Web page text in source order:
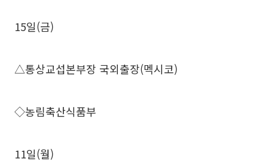
15일(금)
△통상교섭본부장 국외출장(멕시코)
◇농림축산식품부
11일(월)